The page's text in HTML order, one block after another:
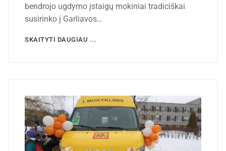
bendrojo ugdymo įstaigų mokiniai tradiciškai
susirinko į Garliavos…
SKAITYTI DAUGIAU ...